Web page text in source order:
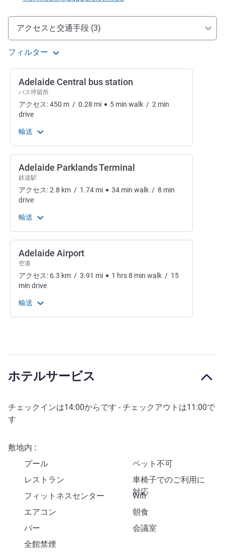
アクセスと交通機関
アクセスと交通手段 (3)
フィルター
Adelaide Central bus station
バス停留所
アクセス:450 m / 0.28 mi 5 min walk / 2 min
drive
輸送
Adelaide Parklands Terminal
鉄道駅
アクセス:2.8 km / 1.74 mi 34 min walk / 8 min
drive
輸送
Adelaide Airport
空港
アクセス: 6.3 km / 3.91 mi 1 hrs8 min walk / 15
min drive
輸送
ホテルサービス
チェックインは14:00からです - チェックアウトは11:00で
す
敷地内
プール
ペット不可
レストラン
車椅子でのご利用に
対応
フィットネスセンター
Wifi
エアコン
朝食
バー
会議室
全館禁煙